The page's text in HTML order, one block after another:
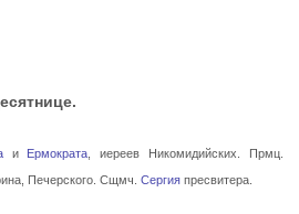
и Ермократа , иереев Никомидийских. Прмц.
Печерского. Сщмч. Сергияпресвитера.